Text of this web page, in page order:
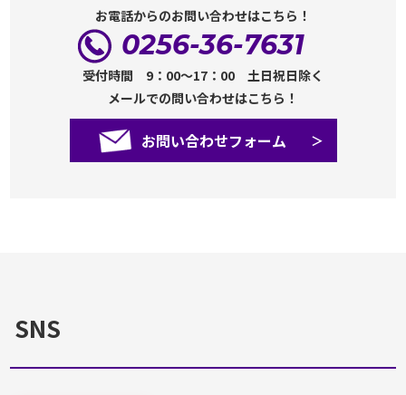
お電話からのお問い合わせはこちら！
0256-36-7631
受付時間 9：00～17：00 土日祝日除く
メールでの問い合わせはこちら！
お問い合わせフォーム
SNS